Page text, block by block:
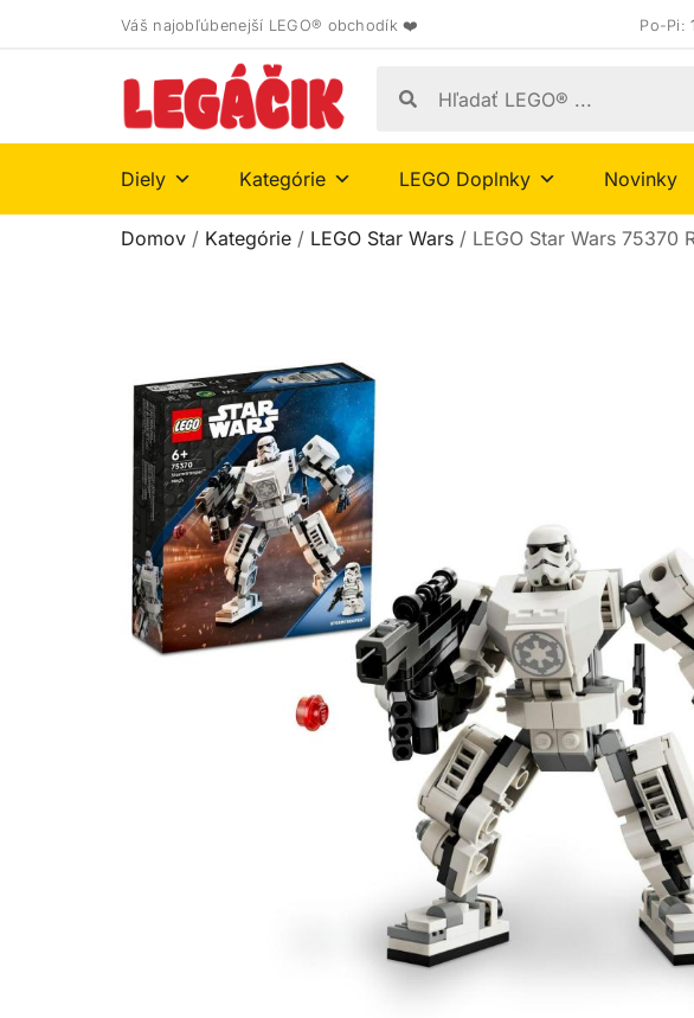
Váš najobľúbenejší LEGO® obchodík ❤️ Po-Pi:
Diely Kategórie LEGO Doplnky Novinky
Domov / Kategórie / LEGO Star Wars / LEGO Star Wars 75370